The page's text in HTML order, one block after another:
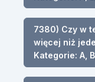
7380) Czy w
więcej niż
Kategorie: A,